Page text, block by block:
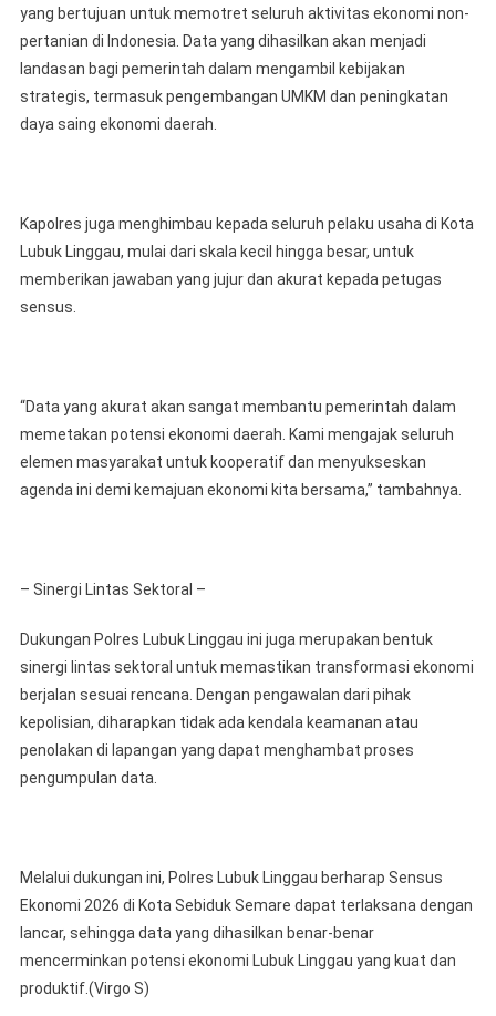
yang bertujuan untuk memotret seluruh aktivitas ekonomi non-
pertanian di Indonesia. Data yang dihasilkan akan menjadi
landasan bagi pemerintah dalam mengambil kebijakan
strategis, termasuk pengembangan UMKM dan peningkatan
daya saing ekonomi daerah.
Kapolres juga menghimbau kepada seluruh pelaku usaha di Kota
Lubuk Linggau, mulai dari skala kecil hingga besar, untuk
memberikan jawaban yang jujur dan akurat kepada petugas
sensus.
“Data yang akurat akan sangat membantu pemerintah dalam
memetakan potensi ekonomi daerah. Kami mengajak seluruh
elemen masyarakat untuk kooperatif dan menyukseskan
agenda ini demi kemajuan ekonomi kita bersama,” tambahnya.
– Sinergi Lintas Sektoral –
Dukungan Polres Lubuk Linggau ini juga merupakan bentuk
sinergi lintas sektoral untuk memastikan transformasi ekonomi
berjalan sesuai rencana. Dengan pengawalan dari pihak
kepolisian, diharapkan tidak ada kendala keamanan atau
penolakan di lapangan yang dapat menghambat proses
pengumpulan data.
Melalui dukungan ini, Polres Lubuk Linggau berharap Sensus
Ekonomi 2026 di Kota Sebiduk Semare dapat terlaksana dengan
lancar, sehingga data yang dihasilkan benar-benar
mencerminkan potensi ekonomi Lubuk Linggau yang kuat dan
produktif.(Virgo S)